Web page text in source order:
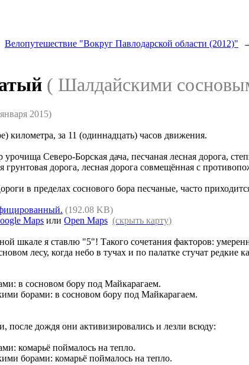
Велопутешествие "Вокруг Павлодарской области (2012)"
( Шалдайскими
2015)
километра, за 11 (одиннадцать) часов движения.
Северо-Борская дача, песчаная лесная дорога,
грунтовая дорога, лесная дорога совмещённая с
в пределах соснового бора песчаные, часто
(192.08 KB)
Maps илиOpen Maps (скрыть карту)
шкале я ставлю "5"! Такого сочетания факторов:
лесу, когда небо в тучах и по палатке стучат
борами: в сосновом бору под Майкарагаем.
после дождя они активизировались и лезли всюду:
борами: комарьё поймалось на тепло.